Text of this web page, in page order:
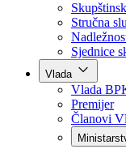
Poslanici
Poslanici
Kolegij
Stručna
Nadležnosti
Sjednice
Vlada
Vlada